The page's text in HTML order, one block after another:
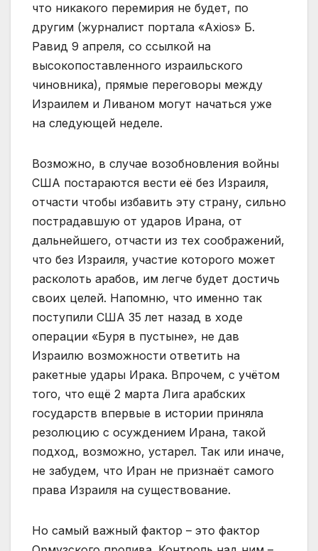
что никакого перемирия не будет, по
другим (журналист портала «Axios» Б.
Равид 9 апреля, со ссылкой на
высокопоставленного израильского
чиновника), прямые переговоры между
Израилем и Ливаном могут начаться уже
на следующей неделе.
Возможно, в случае возобновления войны
США постараются вести её без Израиля,
отчасти чтобы избавить эту страну, сильно
пострадавшую от ударов Ирана, от
дальнейшего, отчасти из тех соображений,
что без Израиля, участие которого может
расколоть арабов, им легче будет достичь
своих целей. Напомню, что именно так
поступили США 35 лет назад в ходе
операции «Буря в пустыне», не дав
Израилю возможности ответить на
ракетные удары Ирака. Впрочем, с учётом
того, что ещё 2 марта Лига арабских
государств впервые в истории приняла
резолюцию с осуждением Ирана, такой
подход, возможно, устарел. Так или иначе,
не забудем, что Иран не признаёт самого
права Израиля на существование.
Но самый важный фактор – это фактор